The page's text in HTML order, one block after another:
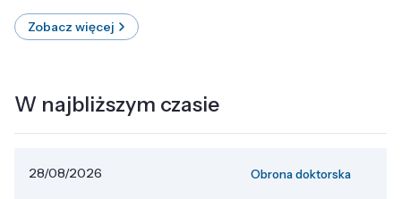
Zobacz więcej
W najbliższym czasie
28/08/2026 Obrona doktorska